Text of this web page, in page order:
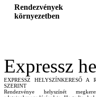
Rendezvények
környezetben
Expressz
EXPRESSZ HELYSZÍNKERESŐ A
SZERINT
Rendezvénye helyszínét